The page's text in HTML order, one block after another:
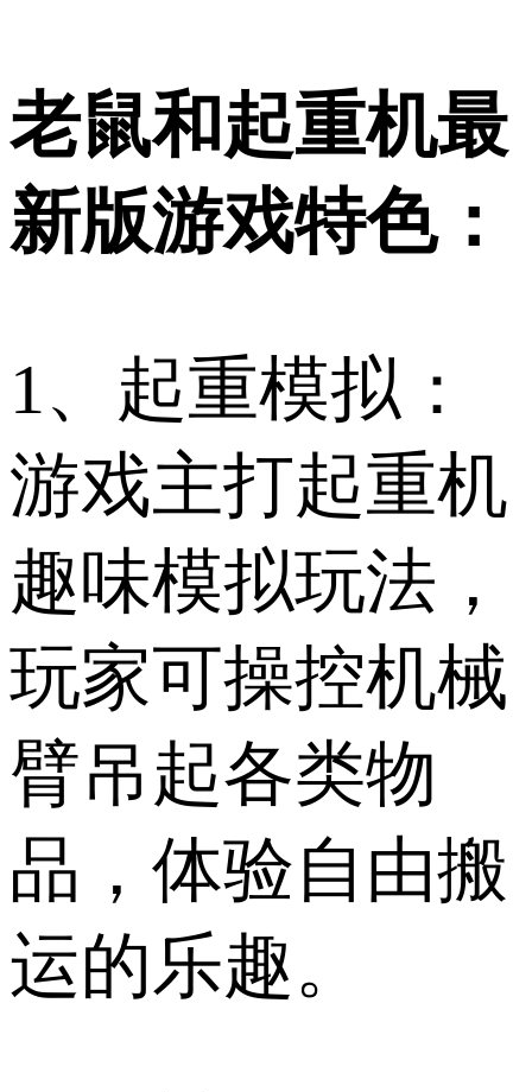
老鼠和起重机最
新版游戏特色：
1、起重模拟：
游戏主打起重机
趣味模拟玩法，
玩家可操控机械
臂吊起各类物
品，体验自由搬
运的乐趣。